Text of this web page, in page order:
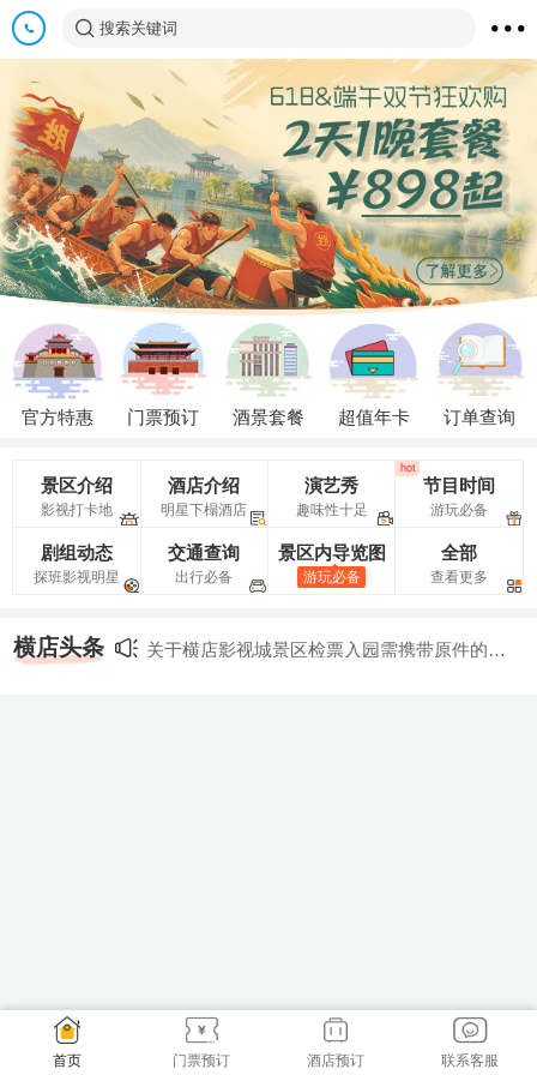
搜索关键词
官方特惠 门票预订 酒景套餐 超值年卡 订单查询
景区介绍
影视打卡地
酒店介绍
明星下榻酒店
演艺秀
趣味性十足
hot
节目时间
游玩必备
剧组动态
探班影视明星
交通查询
出行必备
景区内导览图
游玩必备
全部
查看更多
横店头条
关于横店影视城景区检票入园需携带原件的公
首页 门票预订 酒店预订 联系客服